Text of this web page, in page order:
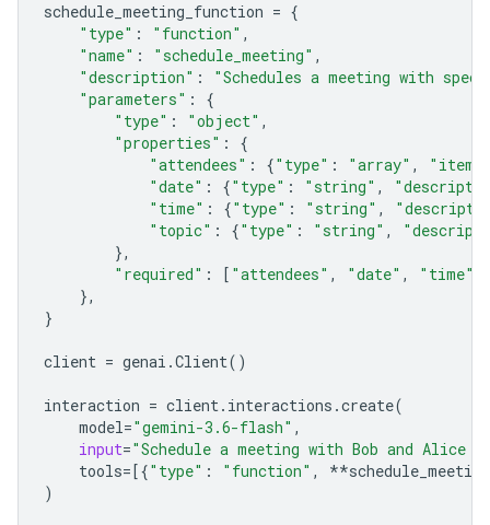
schedule_meeting_function = {
"type" : "function" ,
"name" : "schedule_meeting" ,
"description" :
"Schedules a meeting with
"parameters" :
{
"type" : "object" ,
"properties" :
{
"attendees" : {"type" : "array" ,
"date" : {"type" : "string" ,
"time" : {"type" : "string" ,
"topic" : {"type" : "string" ,
},
"required" : [ "attendees" , "date" , "time"
},
}
client = genai .Client()
interaction = client. interactions .create(
model="gemini-3.6-flash" ,
input="Schedule a meeting with Bob and Alice
tools=[{"type" : "function" , **
)